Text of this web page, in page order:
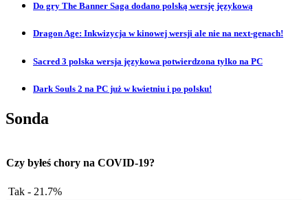
Do gry The Banner Saga dodano polską wersję językową
Dragon Age: Inkwizycja w kinowej wersji ale nie na next-genach!
Sacred 3 polska wersja językowa potwierdzona tylko na PC
Dark Souls 2 na PC już w kwietniu i po polsku!
Sonda
Czy byłeś chory na COVID-19?
Tak - 21.7%